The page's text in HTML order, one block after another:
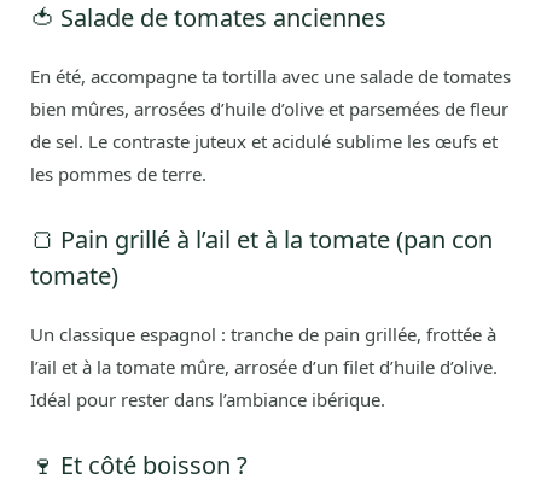
🍅 Salade de tomates anciennes
En été, accompagne ta tortilla avec une salade de tomates
bien mûres, arrosées d’huile d’olive et parsemées de fleur
de sel. Le contraste juteux et acidulé sublime les œufs et
les pommes de terre.
🍞 Pain grillé à l’ail et à la tomate (pan con
tomate)
Un classique espagnol : tranche de pain grillée, frottée à
l’ail et à la tomate mûre, arrosée d’un filet d’huile d’olive.
Idéal pour rester dans l’ambiance ibérique.
🍷 Et côté boisson ?